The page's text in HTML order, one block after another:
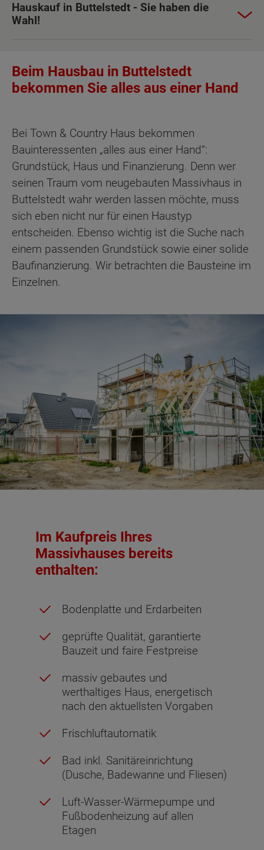
Hauskauf in Buttelstedt - Sie haben die
Wahl!
Beim Hausbau in Buttelstedt
bekommen Sie alles aus einer Hand
Bei Town & Country Haus bekommen
Bauinteressenten „alles aus einer Hand“:
Grundstück, Haus und Finanzierung. Denn wer
seinen Traum vom neugebauten Massivhaus in
Buttelstedt wahr werden lassen möchte, muss
sich eben nicht nur für einen Haustyp
entscheiden. Ebenso wichtig ist die Suche nach
einem passenden Grundstück sowie einer solide
Baufinanzierung. Wir betrachten die Bausteine im
Einzelnen.
Im Kaufpreis Ihres
Massivhauses bereits
enthalten:
Bodenplatte und Erdarbeiten
geprüfte Qualität, garantierte
Bauzeit und faire Festpreise
massiv gebautes und
werthaltiges Haus, energetisch
nach den aktuellsten Vorgaben
Frischluftautomatik
Bad inkl. Sanitäreinrichtung
(Dusche, Badewanne und Fliesen)
Luft-Wasser-Wärmepumpe und
Fußbodenheizung auf allen
Etagen